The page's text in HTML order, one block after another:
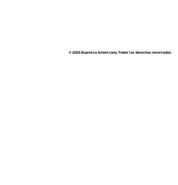
© 2025 Espresso Americano. Todos los derechos reservados.